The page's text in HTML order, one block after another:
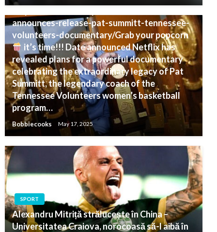
announces-release-pat-summitt-tennessee-
volunteers-documentary/Grab your popcorn
it’s time!!! Date announced Netflix has
revealed plans for a powerful documentary
celebrating the extraordinary legacy of Pat
Summitt, the legendary coach of the
Tennessee Volunteers women’s basketball
program…
Bobbiecooks May 17, 2025
SPORT
Alexandru Mitriță strălucește în China –
Universitatea Craiova, norocoasă să-l aibă în